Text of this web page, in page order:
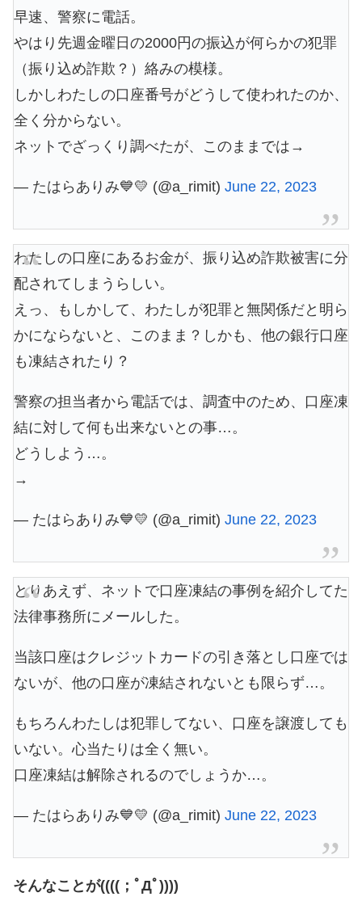
早速、警察に電話。
やはり先週金曜日の2000円の振込が何らかの犯罪
（振り込め詐欺？）絡みの模様。
しかしわたしの口座番号がどうして使われたのか、
全く分からない。
ネットでざっくり調べたが、このままでは→
— たはらありみ💙💛 (@a_rimit) June 22, 2023
わたしの口座にあるお金が、振り込め詐欺被害に分
配されてしまうらしい。
えっ、もしかして、わたしが犯罪と無関係だと明ら
かにならないと、このまま？しかも、他の銀行口座
も凍結されたり？
警察の担当者から電話では、調査中のため、口座凍
結に対して何も出来ないとの事…。
どうしよう…。
→
— たはらありみ💙💛 (@a_rimit) June 22, 2023
とりあえず、ネットで口座凍結の事例を紹介してた
法律事務所にメールした。
当該口座はクレジットカードの引き落とし口座では
ないが、他の口座が凍結されないとも限らず…。
もちろんわたしは犯罪してない、口座を譲渡しても
いない。心当たりは全く無い。
口座凍結は解除されるのでしょうか…。
— たはらありみ💙💛 (@a_rimit) June 22, 2023
そんなことが((((；ﾟДﾟ))))